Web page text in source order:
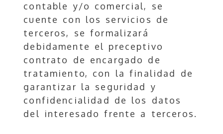
contable y/o comercial, se
cuente con los servicios de
terceros, se formalizará
debidamente el preceptivo
contrato de encargado de
tratamiento, con la finalidad de
garantizar la seguridad y
confidencialidad de los datos
del interesado frente a terceros.